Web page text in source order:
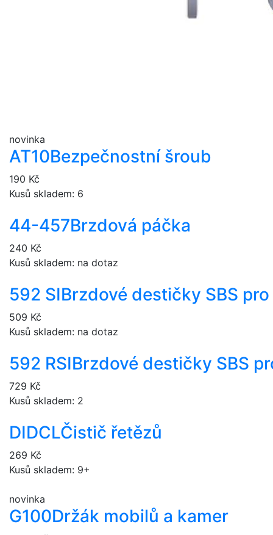
novinka
AT10Bezpečnostní šroub
190 Kč
Kusů skladem: 6
44-457Brzdová páčka
240 Kč
Kusů skladem: na dotaz
592 SIBrzdové destičky SBS
509 Kč
Kusů skladem: na dotaz
592 RSIBrzdové destičky SBS
729 Kč
Kusů skladem: 2
DIDCLČistič řetězů
269 Kč
Kusů skladem: 9+
novinka
G100Držák mobilů a kamer